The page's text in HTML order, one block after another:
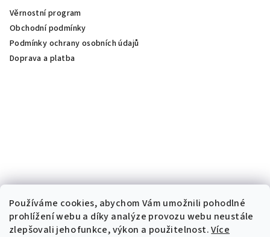
Používáme cookies, abychom Vám umožnili pohodlné
prohlížení webu a díky analýze provozu webu neustále
zlepšovali jeho funkce, výkon a použitelnost.Více
Věrnostní program
Obchodní podmínky
Podmínky ochrany osobních údajů
Doprava a platba